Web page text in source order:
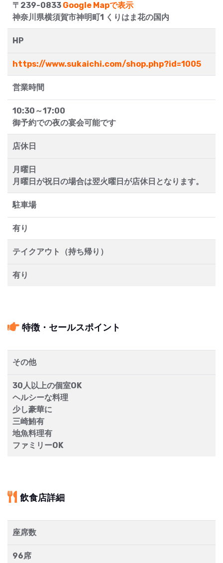
〒239-0833 Google Mapで表示
神奈川県横須賀市神明町1 くりはま花の国内
HP
https://www.sukaichi.com/shop.php?id=1005
営業時間
10:30～17:00
御予約での夜の宴会可能です
店休日
月曜日
月曜日が祝日の場合は翌火曜日が店休日となります。
駐車場
有り
テイクアウト（持ち帰り）
有り
特徴・セールスポイント
その他
30人以上の個室OK
ヘルシーな料理
少し豪華に
三崎鮪有
地魚料理有
ファミリーOK
飲食店詳細
座席数
96席